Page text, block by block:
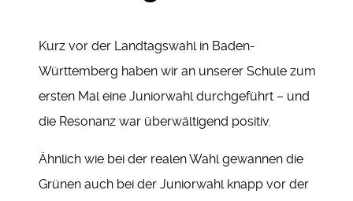
Kurz vor der Landtagswahl in Baden-
Württemberg haben wir an unserer Schule zum
ersten Mal eine Juniorwahl durchgeführt – und
die Resonanz war überwältigend positiv.
Ähnlich wie bei der realen Wahl gewannen die
Grünen auch bei der Juniorwahl knapp vor der